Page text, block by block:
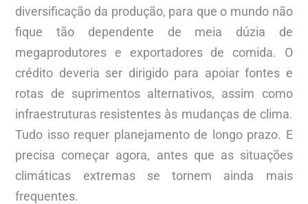
diversificação da produção, para que o mundo não
fique tão dependente de meia dúzia de
megaprodutores e exportadores de comida. O
crédito deveria ser dirigido para apoiar fontes e
rotas de suprimentos alternativos, assim como
infraestruturas resistentes às mudanças de clima.
Tudo isso requer planejamento de longo prazo. E
precisa começar agora, antes que as situações
climáticas extremas se tornem ainda mais
frequentes.